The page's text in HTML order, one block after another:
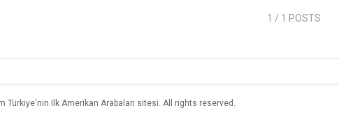
1 / 1 POSTS
Türkiye'nin Ilk Amerikan Arabaları sitesi. All rights reserved.